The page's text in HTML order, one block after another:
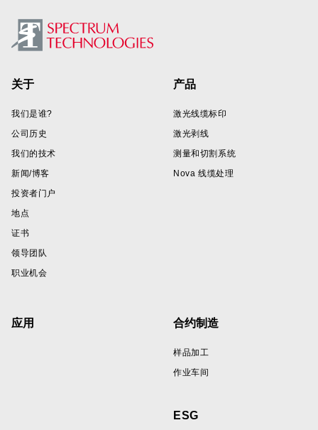
Footer
关于
我们是谁?
公司历史
我们的技术
新闻/博客
投资者门户
地点
证书
领导团队
职业机会
产品
激光线缆标印
激光剥线
测量和切割系统
Nova 线缆处理
应用 合约制造
样品加工
作业车间
ESG